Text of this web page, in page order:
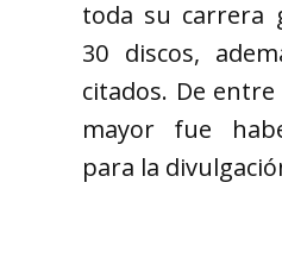
toda su carrera
30 discos,
citados. De
mayor fue
para la